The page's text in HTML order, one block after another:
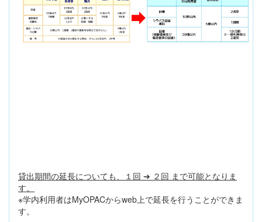
貸出期間の延長についても、１回 ➔ ２回 まで可能となりま
す。
※学内利用者はMyOPACからweb上で延長を行うことができま
す。